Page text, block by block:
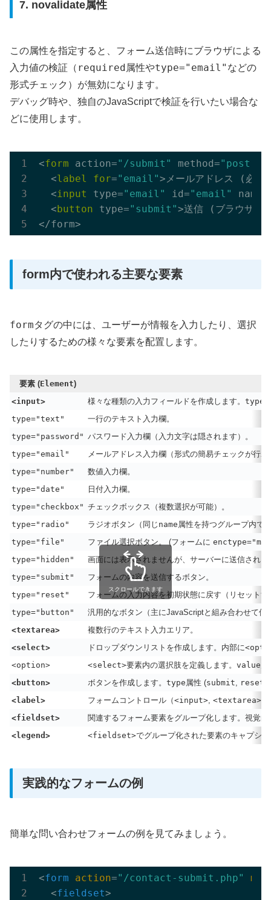
7. novalidate属性
この属性を指定すると、フォーム送信時にブラウザによる
入力値の検証（ required 属性やtype="email" などの
形式チェック）が無効になります。
デバッグ時や、独自のJavaScriptで検証を行いたい場合な
どに使用します。
<form action="/submit" method="post"
  <
label for="email">メールアドレス (必
  <
input type="email" id="email" name=
  <
button type="submit">送信 (ブラウザ
form内で使われる主要な要素
formタグの中には、ユーザーが情報を入力したり、選択
したりするための様々な要素を配置します。
要素 (Element)
<input>
様々な種類の入力フィールドを作成します。 type
type="text"
一行のテキスト入力欄。
type="password" パスワード入力欄（入力文字は隠されます）。
type="email"
メールアドレス入力欄（形式の簡易チェックが行わ
type="number"
数値入力欄。
type="date"
日付入力欄。
type="checkbox" チェックボックス（複数選択が可能）。
type="radio"
ラジオボタン（同じ name属性を持つグループ内で
type="file"
ファイル選択ボタン。 (フォームに
type="hidden"
画面には表示されませんが、サーバーに送信される
type="submit"
フォームの内容を送信するボタン。
type="reset"
フォームの入力内容を初期状態に戻す（リセット
type="button"
汎用的なボタン（主にJavaScriptと組み合わせて使
<textarea>
複数行のテキスト入力エリア。
<select>
ドロップダウンリストを作成します。内部に
<option>
<select>要素内の選択肢を定義します。 value
<button>
ボタンを作成します。 type属性 (submit, reset
<label>
フォームコントロール（<input>, <textarea>
<fieldset>
関連するフォーム要素をグループ化します。視覚
<legend>
<fieldset>でグループ化された要素のキャプシ
スクロールできます
実践的なフォームの例
簡単な問い合わせフォームの例を見てみましょう。
<form action="/contact-submit.php"
<fieldset>